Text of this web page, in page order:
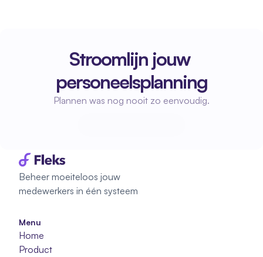
Stroomlijn jouw
personeelsplanning
Plannen was nog nooit zo eenvoudig.
Beheer moeiteloos jouw
medewerkers in één systeem
Menu
Home
Product